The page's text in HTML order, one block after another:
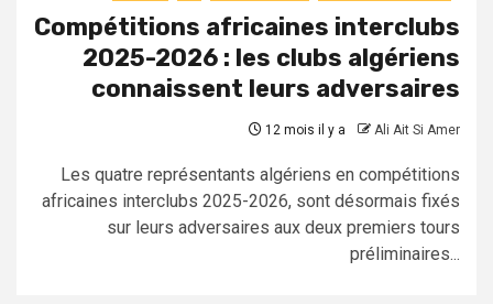
Compétitions africaines interclubs
2025-2026 : les clubs algériens
connaissent leurs adversaires
12 mois il y a Ali Ait Si Amer
Les quatre représentants algériens en compétitions
africaines interclubs 2025-2026, sont désormais fixés
sur leurs adversaires aux deux premiers tours
préliminaires...